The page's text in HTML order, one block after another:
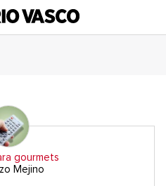
gourmets
Mejino